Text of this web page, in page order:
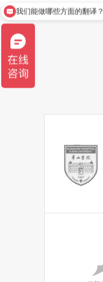
我们能做哪些方面的翻译？